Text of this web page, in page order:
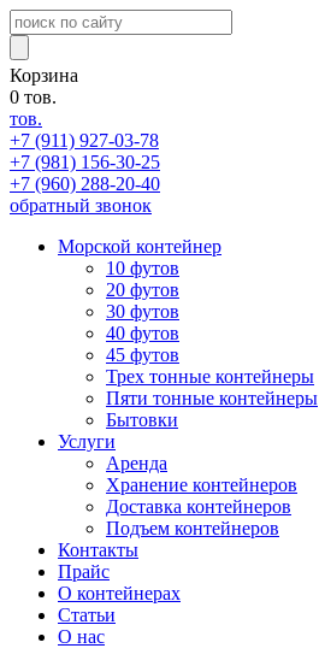
Корзина
0 тов.
тов.
+7 (911) 927-03-78
+7 (981) 156-30-25
+7 (960) 288-20-40
обратный звонок
Морской контейнер
10 футов
20 футов
30 футов
40 футов
45 футов
Трех тонные контейнеры
Пяти тонные контейнеры
Бытовки
Услуги
Аренда
Хранение контейнеров
Доставка контейнеров
Подъем контейнеров
Контакты
Прайс
О контейнерах
Статьи
О нас